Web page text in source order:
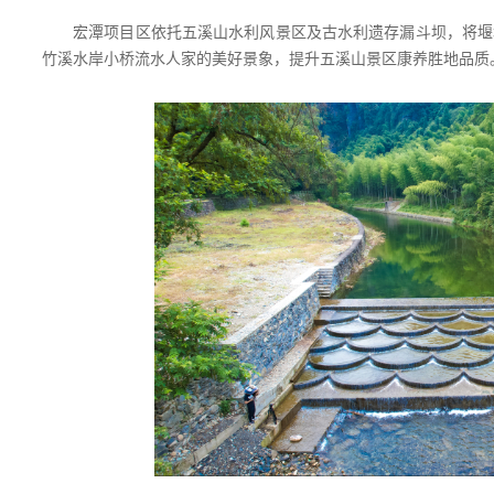
宏潭项目区依托五溪山水利风景区及古水利遗存漏斗坝，将
竹溪水岸小桥流水人家的美好景象，提升五溪山景区康养胜地品质